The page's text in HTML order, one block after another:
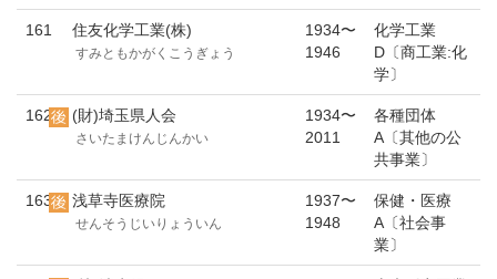
161 住友化学工業(株)
すみともかがくこうぎょう
1934〜
1946
化学工業
D〔商工業:化
学〕
162 (財)埼玉県人会
さいたまけんじんかい
1934〜
2011
各種団体
A〔其他の公
共事業〕
163 浅草寺医療院
せんそうじいりょういん
1937〜
1948
保健・医療
A〔社会事
業〕